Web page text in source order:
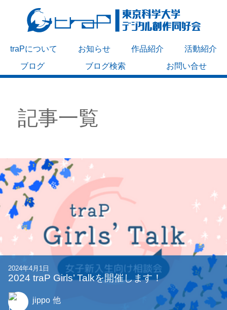
traPについて お知らせ 作品紹介
活動紹介
ブログ
ブログ検索 お問い合せ
記事一覧
2024年4月1日
2024 traP Girls’ Talkを開催します！
jippo 他